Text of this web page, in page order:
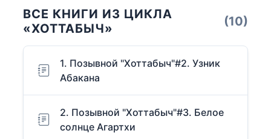
ВСЕ КНИГИ ИЗ ЦИКЛА
«ХОТТАБЫЧ»
(10)
1. Позывной "Хоттабыч"#2. Узник
Абакана
2. Позывной "Хоттабыч"#3. Белое
солнце Агартхи